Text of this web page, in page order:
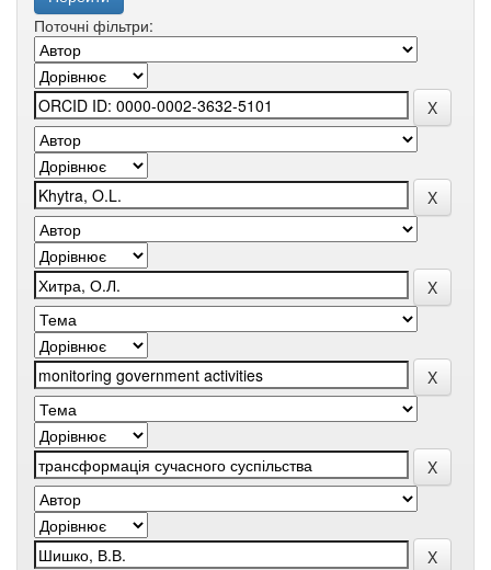
Поточні фільтри: